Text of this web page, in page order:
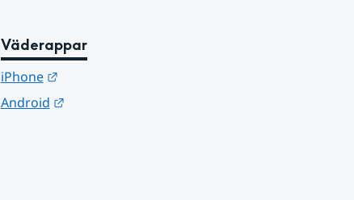
Väderappar
iPhone
Länk till annan webbplats.
Android
Länk till annan webbplats.